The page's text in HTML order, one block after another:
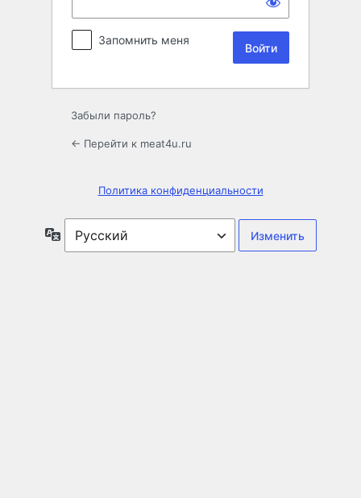
Запомнить меня
Забыли пароль?
← Перейти к meat4u.ru
Политика конфиденциальности
Язык